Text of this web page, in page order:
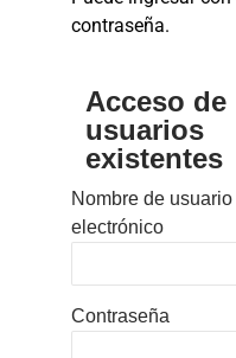
contraseña.
Acceso de
usuarios
existentes
Nombre de
electrónico
Contraseña